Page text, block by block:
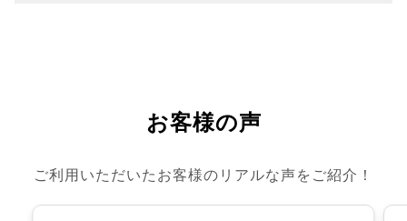
お客様の声
ご利用いただいたお客様のリアルな声をご紹介！